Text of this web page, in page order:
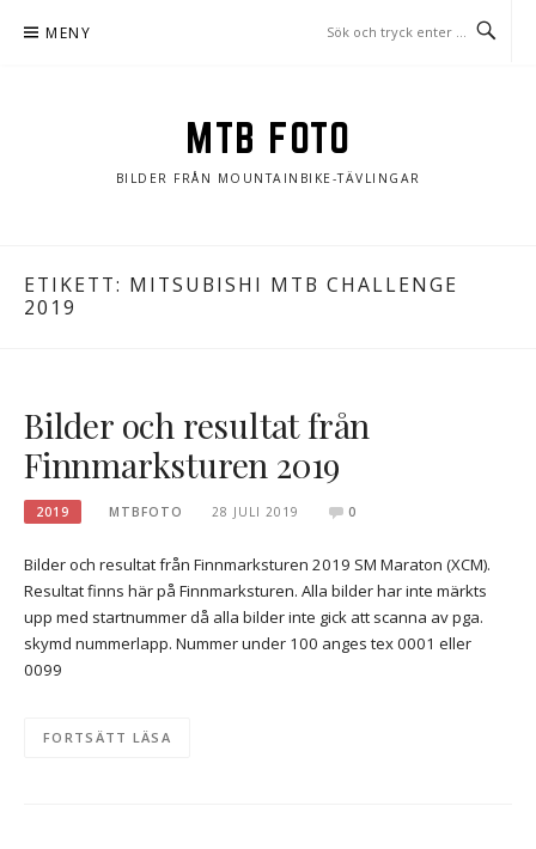
MENY
MTB FOTO
BILDER FRÅN MOUNTAINBIKE-TÄVLINGAR
ETIKETT: MITSUBISHI MTB CHALLENGE
2019
Bilder och resultat från
Finnmarksturen 2019
2019 MTBFOTO 28 JULI 2019 0
Bilder och resultat från Finnmarksturen 2019 SM Maraton (XCM).
Resultat finns här på Finnmarksturen. Alla bilder har inte märkts
upp med startnummer då alla bilder inte gick att scanna av pga.
skymd nummerlapp. Nummer under 100 anges tex 0001 eller
0099
FORTSÄTT LÄSA